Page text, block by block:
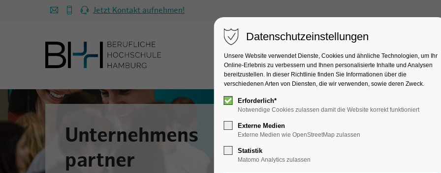
Jetzt Kontakt aufnehmen!
Studienangebot
Unternehmens
partner
Datenschutzeinstellungen
Unsere Website verwendet Dienste, Cookies und ähnliche Technologien, um Ihr
Online-Erlebnis zu verbessern und Ihnen personalisierte Inhalte und Analysen
bereitzustellen. In dieser Richtlinie finden Sie Informationen über die
verschiedenen Arten von Diensten, die wir verwenden, sowie deren Zweck.
Erforderlich*
Notwendige Cookies zulassen damit die Website korrekt funktioniert
Externe Medien
Externe Medien wie OpenStreetMap zulassen
Statistik
Matomo Analytics zulassen